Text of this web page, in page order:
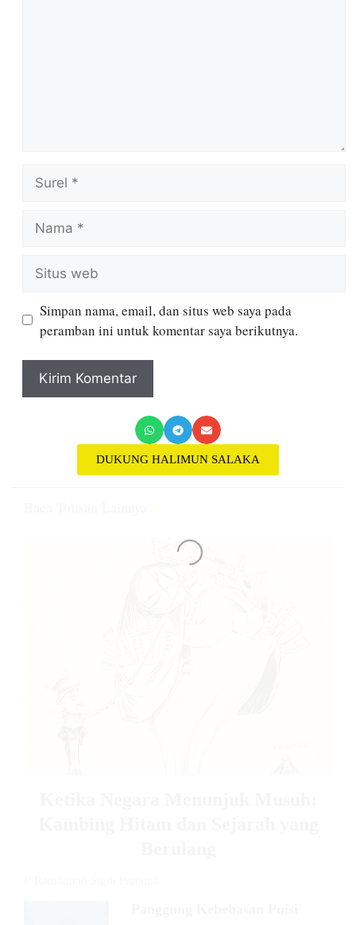
Simpan nama, email, dan situs web saya pada
peramban ini untuk komentar saya berikutnya.
DUKUNG HALIMUN SALAKA